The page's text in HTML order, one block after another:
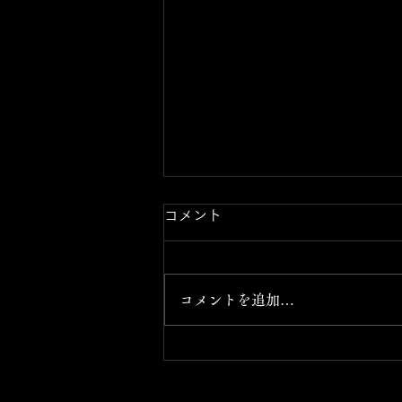
クラウドファンディングへの
コメント
コメントを追加…